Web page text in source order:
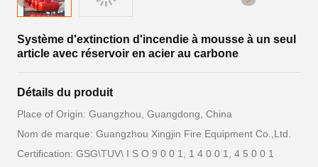
Système d'extinction d'incendie à mousse à un seul
article avec réservoir en acier au carbone
Détails du produit
Place of Origin: Guangzhou, Guangdong, China
Nom de marque: Guangzhou Xingjin Fire Equipment Co.,Ltd.
Certification: GSG\TUV\ I S O 9 0 0 1, 1 4 0 0 1, 4 5 0 0 1